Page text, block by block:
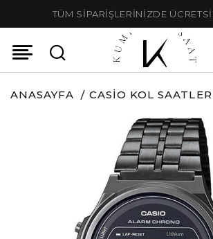
TÜM SİPARİŞLERİNİZDE
ANASAYFA CASIO KOL